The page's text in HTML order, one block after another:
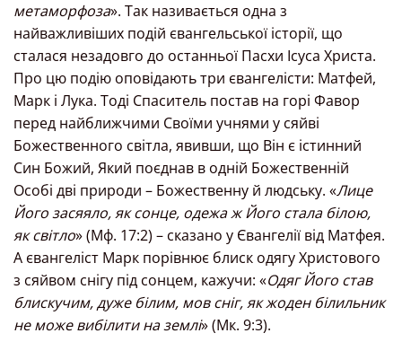
метаморфоза». Так називається одна з
найважливіших подій євангельської історії, що
сталася незадовго до останньої Пасхи Ісуса Христа.
Про цю подію оповідають три євангелісти: Матфей,
Марк і Лука. Тоді Спаситель постав на горі Фавор
перед найближчими Своїми учнями у сяйві
Божественного світла, явивши, що Він є істинний
Син Божий, Який поєднав в одній Божественній
Особі дві природи – Божественну й людську. «Лице
Його засяяло, як сонце, одежа ж Його стала білою,
як світло» (Мф. 17:2) – сказано у Євангелії від Матфея.
А євангеліст Марк порівнює блиск одягу Христового
з сяйвом снігу під сонцем, кажучи: «Одяг Його став
блискучим, дуже білим, мов сніг, як жоден білильник
не може вибілити на землі» (Мк. 9:3).